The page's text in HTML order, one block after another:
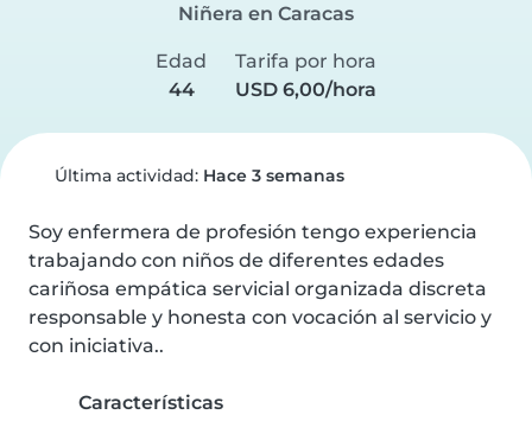
Niñera en Caracas
Edad
44
Tarifa por hora
USD 6,00/hora
Última actividad: Hace 3 semanas
Soy enfermera de profesión tengo experiencia
trabajando con niños de diferentes edades
cariñosa empática servicial organizada discreta
responsable y honesta con vocación al servicio y
con iniciativa..
Características